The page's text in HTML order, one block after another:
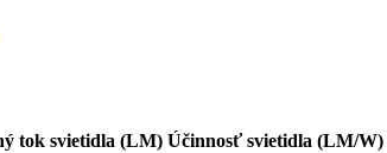
tok svietidla (LM) Účinnosť svietidla (LM/W)